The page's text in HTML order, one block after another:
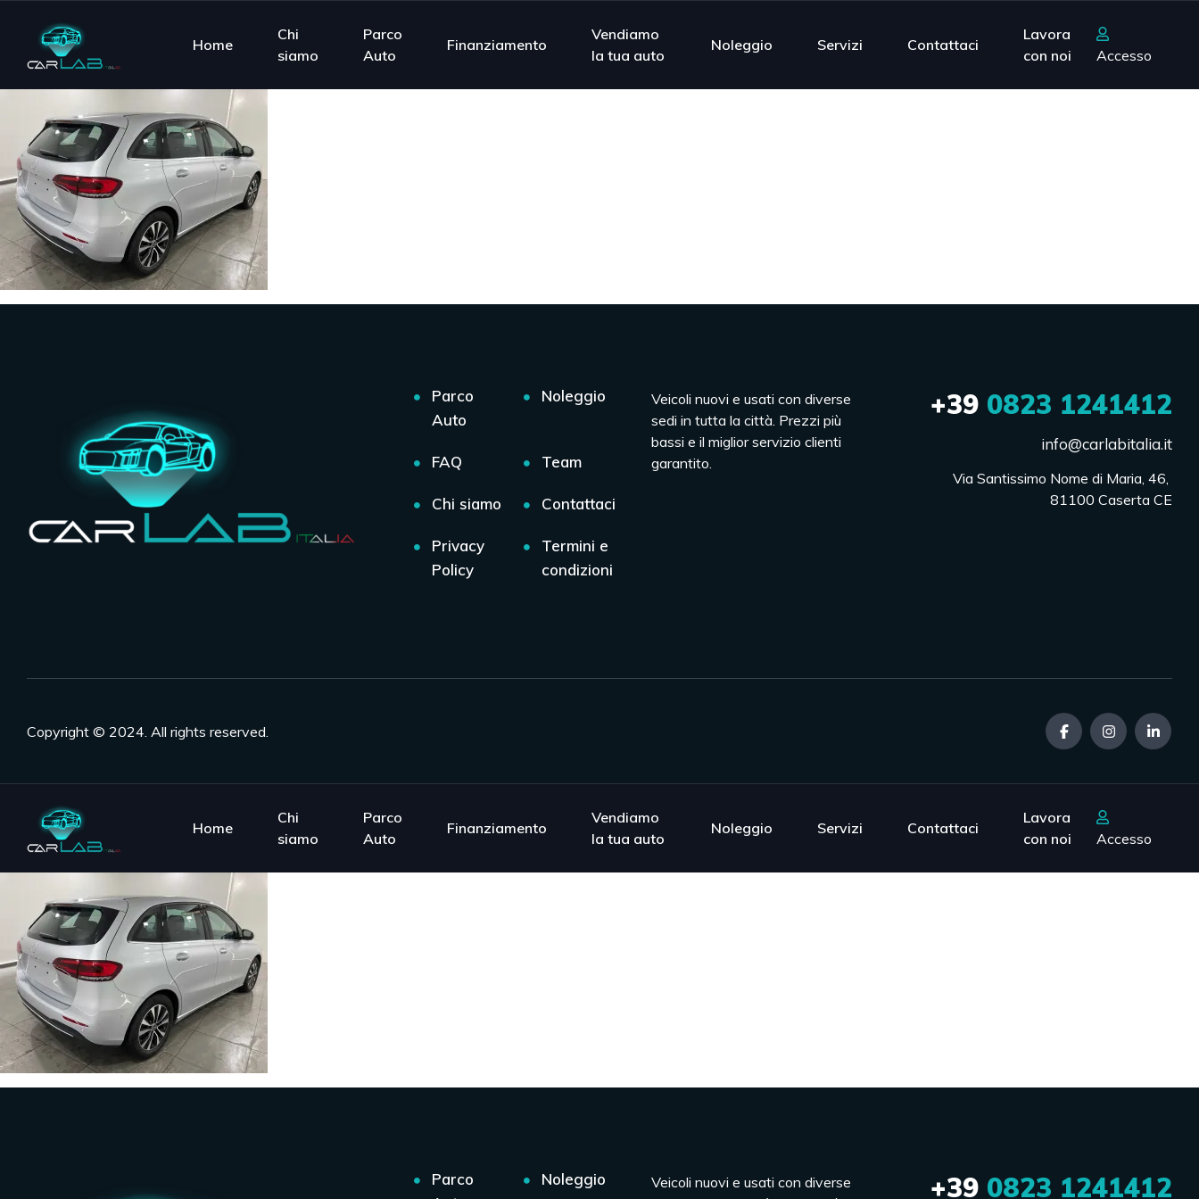
Home
Chi
siamo
Parco
Auto
Finanziamento
Vendiamo
la tua auto
Noleggio Servizi Contattaci
Lavora
con noi
Accesso
Parco
Auto
Noleggio
FAQ Team
Chi siamo Contattaci
Privacy
Policy
Termini e
condizioni
Veicoli nuovi e usati con diverse
sedi in tutta la città. Prezzi più
bassi e il miglior servizio clienti
garantito.
+390823 1241412
info@carlabitalia.it
Via Santissimo Nome di Maria, 46,
81100 Caserta CE
Copyright © 2024. All rights reserved.
Home
Chi
siamo
Parco
Auto
Finanziamento
Vendiamo
la tua auto
Noleggio Servizi Contattaci
Lavora
con noi
Accesso
Parco
Noleggio
Veicoli nuovi e usati con diverse
+390823 1241412